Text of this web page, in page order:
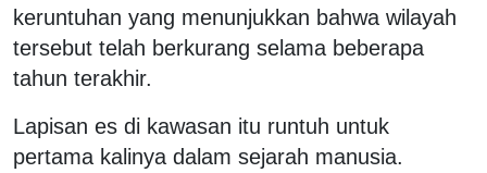
keruntuhan yang menunjukkan bahwa wilayah
tersebut telah berkurang selama beberapa
tahun terakhir.
Lapisan es di kawasan itu runtuh untuk
pertama kalinya dalam sejarah manusia.